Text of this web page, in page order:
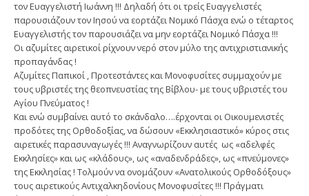
τον Ευαγγελιστή Ιωάννη !!! Δηλαδή ότι οι τρείς Ευαγγελιστές
παρουσιάζουν τον Ιησού να εορτάζει Νομικό Πάσχα ενώ ο τέταρτος
Ευαγγελιστής τον παρουσιάζει να μην εορτάζει Νομικό Πάσχα !!!
Οι αζυμίτες αιρετικοί ρίχνουν νερό στον μύλο της αντιχριστιανικής
προπαγάνδας !
Αζυμίτες Παπικοί , Προτεστάντες και Μονοφυσίτες συμμαχούν με
τους υβριστές της θεοπνευστίας της Βίβλου- με τους υβριστές του
Αγίου Πνεύματος !
Και ενώ συμβαίνει αυτό το σκάνδαλο….έρχονται οι Οικουμενιστές
προδότες της Ορθοδοξίας, να δώσουν «Εκκλησιαστικό» κύρος στις
αιρετικές παρασυναγωγές !!! Αναγνωρίζουν αυτές ως «αδελφές
Εκκλησίες» και ως «κλάδους», ως «αναδενδράδες», ως «πνεύμονες»
της Εκκλησίας ! Τολμούν να ονομάζουν «Ανατολικούς Ορθοδόξους»
τους αιρετικούς Αντιχαλκηδονίους Μονοφυσίτες !!! Πράγματι